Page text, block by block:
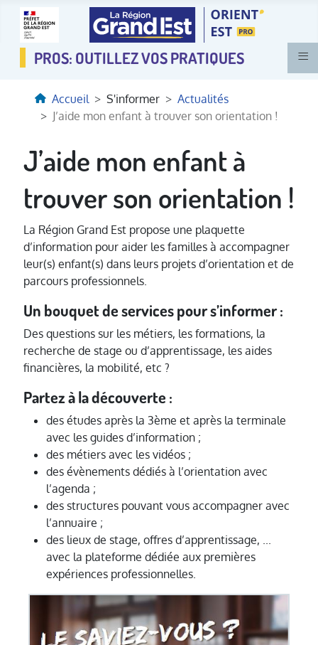
Accueil S'informer
Actualités
J’aide mon enfant à trouver son orientation !
J’aide mon enfant à
trouver son orientation !
La Région Grand Est propose une plaquette
d’information pour aider les familles à accompagner
leur(s) enfant(s) dans leurs projets d’orientation et de
parcours professionnels.
Un bouquet de services pour s’informer :
Des questions sur les métiers, les formations, la
recherche de stage ou d’apprentissage, les aides
financières, la mobilité, etc ?
Partez à la découverte :
des études après la 3ème et après la terminale
avec les guides d’information ;
des métiers avec les vidéos ;
des évènements dédiés à l’orientation avec
l’agenda ;
des structures pouvant vous accompagner avec
l’annuaire ;
des lieux de stage, offres d’apprentissage, ...
avec la plateforme dédiée aux premières
expériences professionnelles.
≡